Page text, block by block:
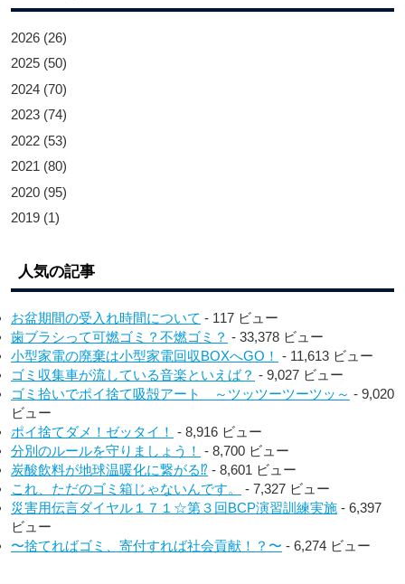
2026 (26)
2025 (50)
2024 (70)
2023 (74)
2022 (53)
2021 (80)
2020 (95)
2019 (1)
人気の記事
お盆期間の受入れ時間について - 117 ビュー
歯ブラシって可燃ゴミ？不燃ゴミ？ - 33,378 ビュー
小型家電の廃棄は小型家電回収BOXへGO！ - 11,613 ビュー
ゴミ収集車が流している音楽といえば？ - 9,027 ビュー
ゴミ拾いでポイ捨て吸殻アート ～ツッツーツーツッ～ - 9,020
ビュー
ポイ捨てダメ！ゼッタイ！ - 8,916 ビュー
分別のルールを守りましょう！ - 8,700 ビュー
炭酸飲料が地球温暖化に繋がる⁉︎ - 8,601 ビュー
これ、ただのゴミ箱じゃないんです。
- 7,327 ビュー
災害用伝言ダイヤル１７１☆第３回BCP演習訓練実施 - 6,397
ビュー
〜捨てればゴミ、寄付すれば社会貢献！？〜 - 6,274 ビュー